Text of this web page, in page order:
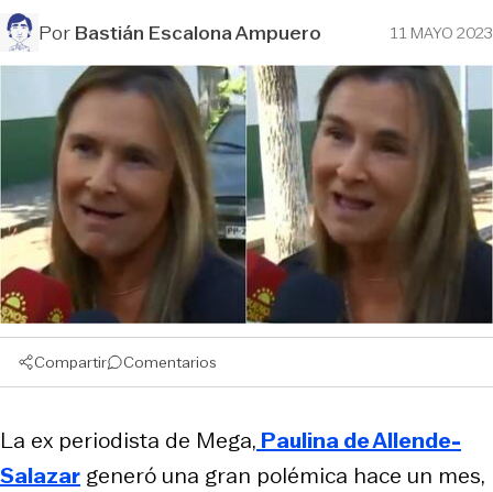
PorBastián Escalona Ampuero 11 MAYO 2023
Compartir Comentarios
La ex periodista de Mega, Paulina de Allende-
Salazar generó una gran polémica hace un mes,